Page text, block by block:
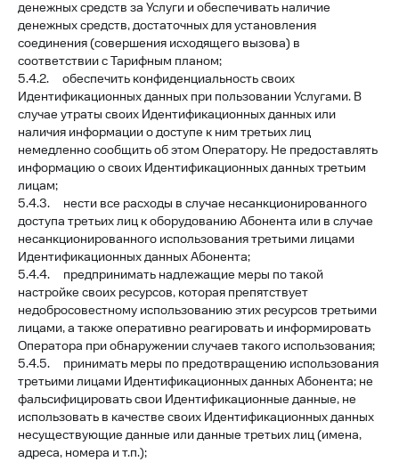
денежных средств за Услуги и обеспечивать наличие
денежных средств, достаточных для установления
соединения (совершения исходящего вызова) в
соответствии с Тарифным планом;
5.4.2. обеспечить конфиденциальность своих
Идентификационных данных при пользовании Услугами. В
случае утраты своих Идентификационных данных или
наличия информации о доступе к ним третьих лиц
немедленно сообщить об этом Оператору. Не предоставлять
информацию о своих Идентификационных данных третьим
лицам;
5.4.3. нести все расходы в случае несанкционированного
доступа третьих лиц к оборудованию Абонента или в случае
несанкционированного использования третьими лицами
Идентификационных данных Абонента;
5.4.4. предпринимать надлежащие меры по такой
настройке своих ресурсов, которая препятствует
недобросовестному использованию этих ресурсов третьими
лицами, а также оперативно реагировать и информировать
Оператора при обнаружении случаев такого использования;
5.4.5. принимать меры по предотвращению использования
третьими лицами Идентификационных данных Абонента; не
фальсифицировать свои Идентификационные данные, не
использовать в качестве своих Идентификационных данных
несуществующие данные или данные третьих лиц (имена,
адреса, номера и т.п.);